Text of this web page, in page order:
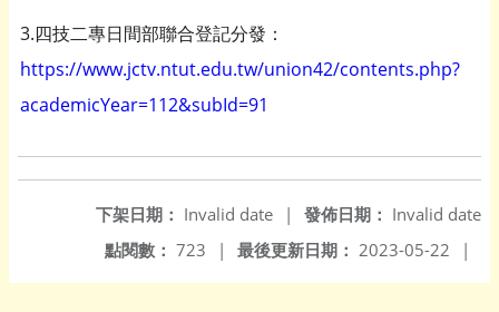
3.四技二專日間部聯合登記分發：
https://www.jctv.ntut.edu.tw/union42/contents.php?
academicYear=112&subId=91
發佈日期： Invalid date
下架日期： Invalid date
|
最後更新日期： 2023-05-22 |
點閱數： 723 |